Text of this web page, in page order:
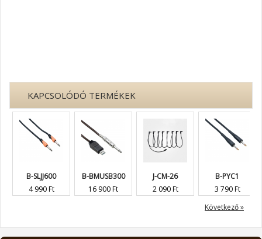
KAPCSOLÓDÓ TERMÉKEK
B-SLJJ600
4 990 Ft
B-BMUSB300
16 900 Ft
J-CM-26
2 090 Ft
B-PYC1
3 790 Ft
Következő »